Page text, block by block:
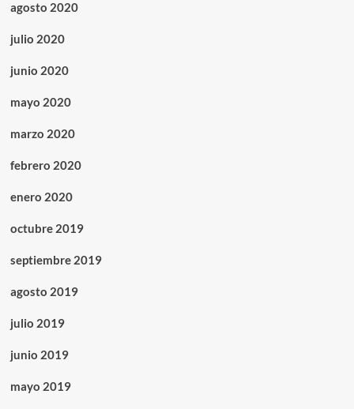
agosto 2020
julio 2020
junio 2020
mayo 2020
marzo 2020
febrero 2020
enero 2020
octubre 2019
septiembre 2019
agosto 2019
julio 2019
junio 2019
mayo 2019